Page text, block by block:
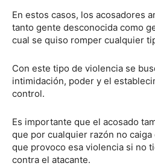
En estos casos, los acosadores
tanto gente desconocida como
cual se quiso romper cualquier
Con este tipo de violencia se
intimidación, poder y el
control.
Es importante que el acosado
que por cualquier razón no
que provoco esa violencia si no
contra el atacante.